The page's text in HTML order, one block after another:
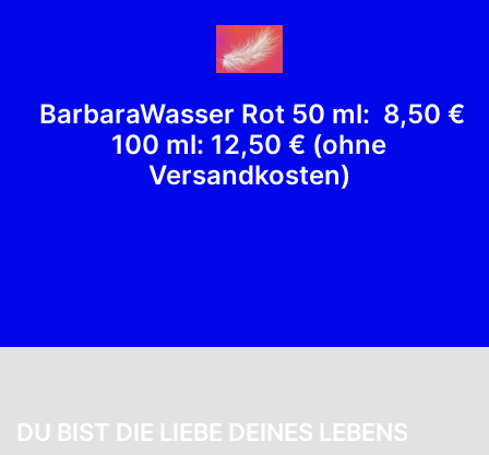
BarbaraWasser Rot 50 ml: 8,50 €
100 ml: 12,50 € (ohne
Versandkosten)
DU BIST DIE LIEBE DEINES LEBENS